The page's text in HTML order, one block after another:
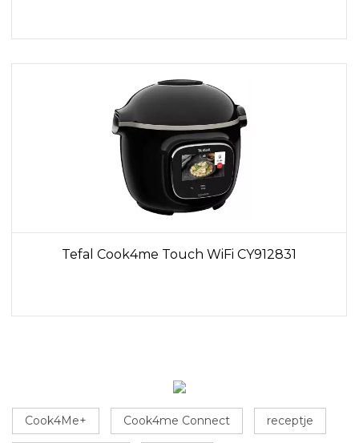
Tefal Cook4me Touch WiFi CY912831
Cook4Me+ Cook4me Connect receptje